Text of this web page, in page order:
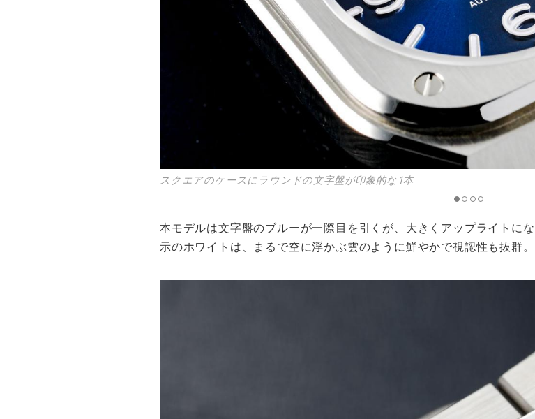
スクエアのケースにラウンドの文字盤が印象的な1本
本モデルは文字盤のブルーが一際目を引くが、大きくアップライトに
示のホワイトは、まるで空に浮かぶ雲のように鮮やかで視認性も抜群。